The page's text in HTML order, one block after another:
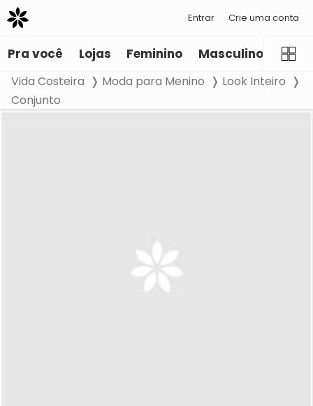
Entrar Crie uma conta
Pra você Lojas Feminino Masculino
Vida Costeira Moda para Menino
Look Inteiro
Conjunto